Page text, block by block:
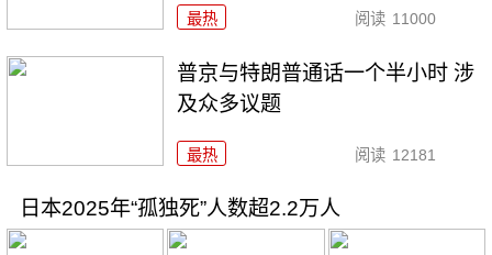
最热 阅读 11000
普京与特朗普通话一个半小时 涉
及众多议题
最热 阅读 12181
日本2025年“孤独死”人数超2.2万人